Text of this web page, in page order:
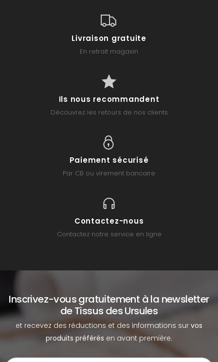
Livraison gratuite
En retrait magasin
Ils nous recommandent
Découvrez les retours de nos clients
Paiement sécurisé
Par CB ou virement bancaire
Contactez-nous
Contactez notre service en ligne
Inscrivez-vous gratuitement à la newsletter
de Tissus des Ursules
et recevez des réductions et des informations sur vos
produits préférés en avant première.